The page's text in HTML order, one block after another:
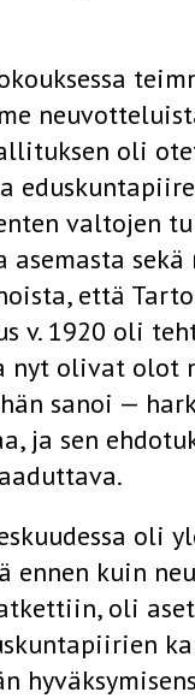
oli
valtojen
asemasta
että
v. 1920 oli
nyt olivat olot
sanoi —
ja sen
oli
ennen kuin
oli